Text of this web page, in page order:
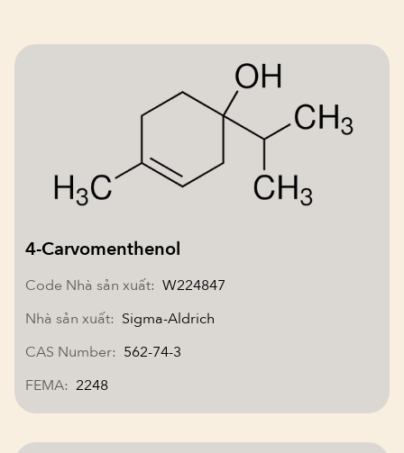
4-Carvomenthenol
Code Nhà sản xuất: W224847
Nhà sản xuất: Sigma-Aldrich
CAS Number: 562-74-3
FEMA: 2248